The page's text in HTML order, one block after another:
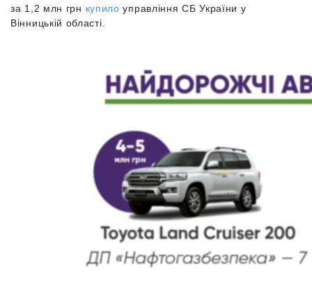
за 1,2 млн грн купило управління СБ України у
Вінницькій області.